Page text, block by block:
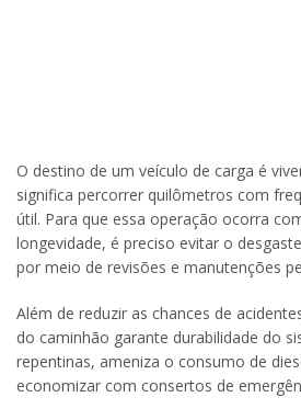
O destino de um veículo de carga é
significa percorrer quilômetros com
útil. Para que essa operação ocorra
longevidade, é preciso evitar o
por meio de revisões e manutenções
Além de reduzir as chances de
do caminhão garante durabilidade do
repentinas, ameniza o consumo de
economizar com consertos de